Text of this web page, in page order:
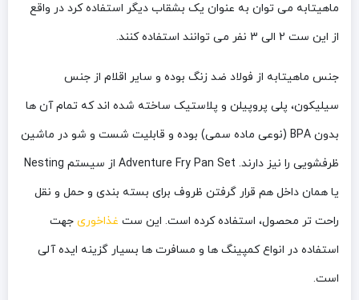
ماهیتابه می توان به عنوان یک بشقاب دیگر استفاده کرد در واقع
از این ست 2 الی 3 نفر می توانند استفاده کنند.
جنس ماهیتابه از فولاد ضد زنگ بوده و سایر اقلام از جنس
سیلیکون، پلی پروپیلن و پلاستیک ساخته شده اند که تمام آن ها
بدون BPA (نوعی ماده سمی) بوده و قابلیت شست و شو در ماشین
ظرفشویی را نیز دارند. Adventure Fry Pan Set از سیستم Nesting
یا همان داخل هم قرار گرفتن ظروف برای بسته بندی و حمل و نقل
راحت تر محصول، استفاده کرده است. این ست غذاخوری جهت
استفاده در انواع کمپینگ ها و مسافرت ها بسیار گزینه ایده آلی
است.